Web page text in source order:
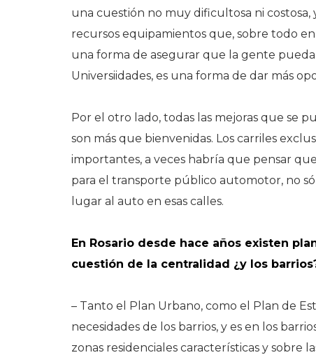
una cuestión no muy dificultosa ni costosa,
recursos equipamientos que, sobre todo
una forma de asegurar que la gente
Universiidades, es una forma de dar más
Por el otro lado, todas las mejoras que se
son más que bienvenidas. Los carriles
importantes, a veces habría que pensar
para el transporte público automotor, no
lugar al auto en esas calles.
En Rosario desde hace años existen
cuestión de la centralidad ¿y los
– Tanto el Plan Urbano, como el Plan de
necesidades de los barrios, y es en los
zonas residenciales características y sobre